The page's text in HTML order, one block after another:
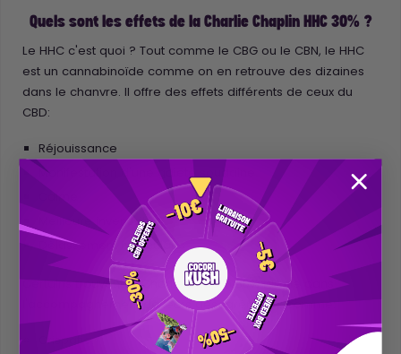
Quels sont les effets de la Charlie Chaplin HHC 30% ?
Le HHC c'est quoi ? Tout comme le CBG ou le CBN, le HHC
est un cannabinoïde comme on en retrouve des dizaines
dans le chanvre. Il offre des effets différents de ceux du
CBD:
Réjouissance
Manifestation d'une gaieté soudaine
Meilleure inventivité
Délassement musculaire
Certains trouvent la Charlie Chaplin 30% idéale dans
l'accompagnement de leurs désagréments comme:
Crispation